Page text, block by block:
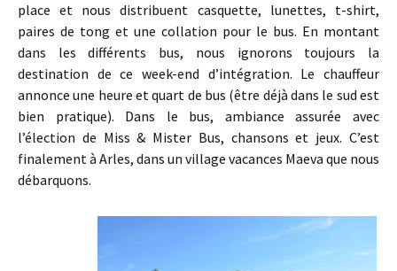
place et nous distribuent casquette, lunettes, t-shirt,
paires de tong et une collation pour le bus. En montant
dans les différents bus, nous ignorons toujours la
destination de ce week-end d’intégration. Le chauffeur
annonce une heure et quart de bus (être déjà dans le sud est
bien pratique). Dans le bus, ambiance assurée avec
l’élection de Miss & Mister Bus, chansons et jeux. C’est
finalement à Arles, dans un village vacances Maeva que nous
débarquons.